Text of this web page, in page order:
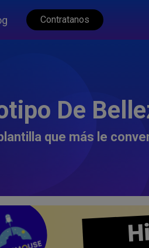
Contratanos
De
que más le